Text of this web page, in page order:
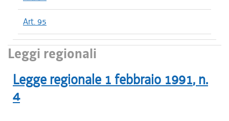
Art. 95
Leggi regionali
Legge regionale 1 febbraio 1991, n.
4